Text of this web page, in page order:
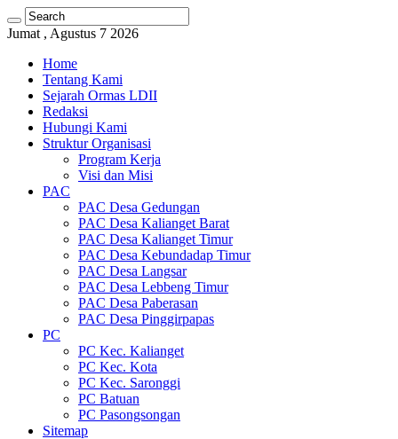
Jumat , Agustus 7 2026
Home
Tentang Kami
Sejarah Ormas LDII
Redaksi
Hubungi Kami
Struktur Organisasi
Program Kerja
Visi dan Misi
PAC
PAC Desa Gedungan
PAC Desa Kalianget Barat
PAC Desa Kalianget Timur
PAC Desa Kebundadap Timur
PAC Desa Langsar
PAC Desa Lebbeng Timur
PAC Desa Paberasan
PAC Desa Pinggirpapas
PC
PC Kec. Kalianget
PC Kec. Kota
PC Kec. Saronggi
PC Batuan
PC Pasongsongan
Sitemap